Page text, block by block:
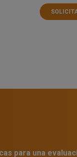
para una